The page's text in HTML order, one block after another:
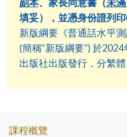
副本、 家長同意書（未滿
填妥），並憑身份證列印
新版綱要《普通話水平
(簡稱“新版綱要”) 於
出版社出版發行，分繁
（2003，2004版）已停
課程概覽